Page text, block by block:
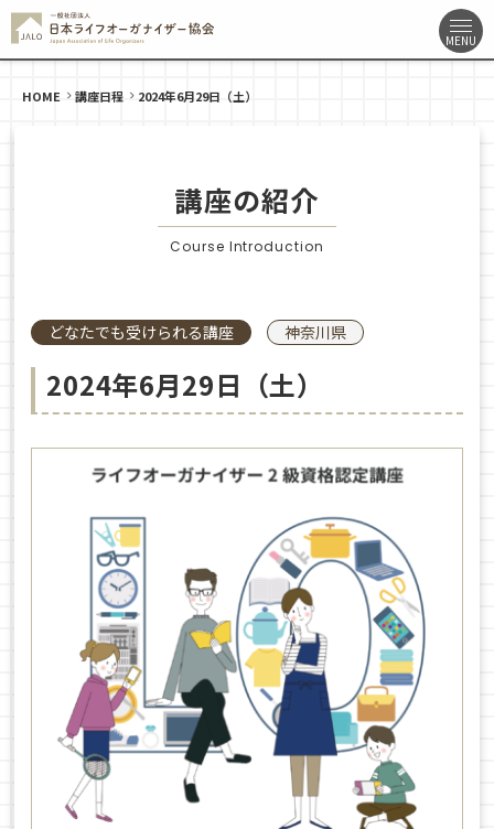
HOME 講座日程 2024年6月29日（土）
講座の紹介
Course Introduction
どなたでも受けられる講座 神奈川県
2024年6月29日（土）